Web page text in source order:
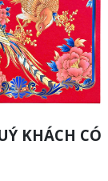
KHÁCH CÓ